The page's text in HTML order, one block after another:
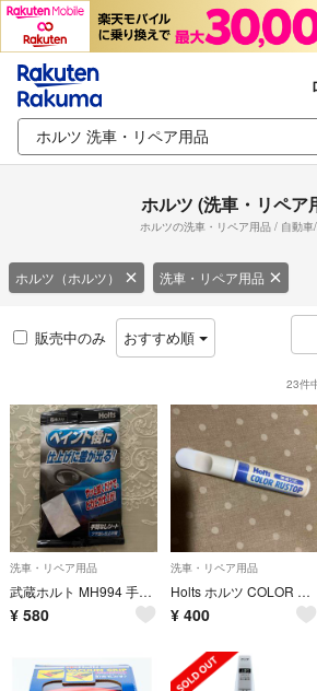
ホルツ (洗車・リペア
ホルツの洗車・リペア用品 / 自動車
ホルツ（ホルツ） 洗車・リペア用品
販売中のみ おすすめ順
23件
洗車・リペア用品
武蔵ホルト MH994 手間無しシート ツヤ出し仕上げ用
¥ 580
洗車・リペア用品
Holts ホルツ COLOR RUSTOP 筆塗り式 防錆剤 白 残量少なめ
¥ 400